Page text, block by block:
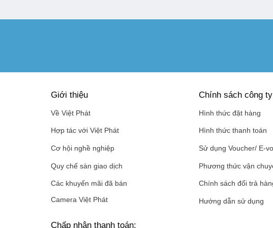
Giới thiệu
Về Việt Phát
Hợp tác với Việt Phát
Cơ hội nghề nghiệp
Quy chế sàn giao dịch
Các khuyến mãi đã bán
Camera Việt Phát
Chính sách công ty
Hình thức đặt hàng
Hình thức thanh toán
Sử dụng Voucher/ E-
Phương thức vận
Chính sách đổi trả
Hướng dẫn sử dụng
Chấp nhận thanh toán: